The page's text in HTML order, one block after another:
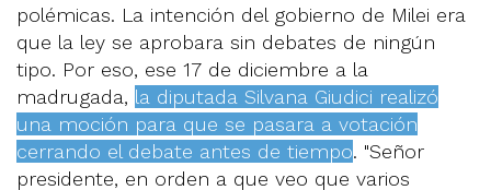
polémicas. La intención del gobierno de Milei era
que la ley se aprobara sin debates de ningún
tipo. Por eso, ese 17 de diciembre a la
madrugada, la diputada Silvana Giudici realizó
una moción para que se pasara a votación
cerrando el debate antes de tiempo. "Señor
presidente, en orden a que veo que varios